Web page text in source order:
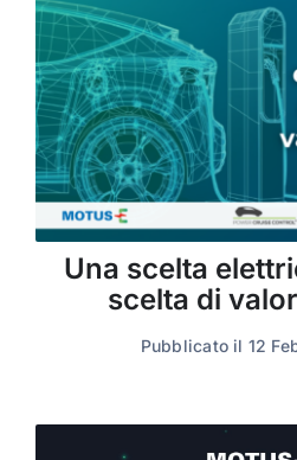
Una scelta
scelta di
Pubblicato il 12